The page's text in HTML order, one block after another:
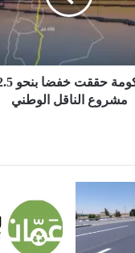
مشروع الناقل الوطني